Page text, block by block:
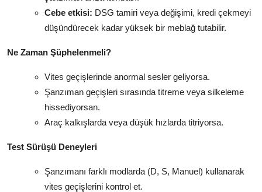
Cebe etkisi: DSG tamiri veya değişimi, kredi çekmeyi
düşündürecek kadar yüksek bir meblağ tutabilir.
Ne Zaman Şüphelenmeli?
Vites geçişlerinde anormal sesler geliyorsa.
Şanzıman geçişleri sırasında titreme veya silkeleme
hissediyorsan.
Araç kalkışlarda veya düşük hızlarda titriyorsa.
Test Sürüşü Deneyleri
Şanzımanı farklı modlarda (D, S, Manuel) kullanarak
vites geçişlerini kontrol et.